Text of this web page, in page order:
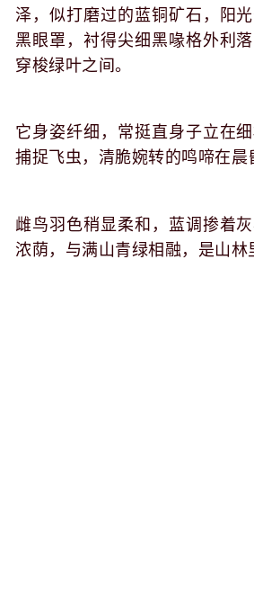
泽，似打磨过的蓝铜矿石，阳
黑眼罩，衬得尖细黑喙格外利
穿梭绿叶之间。
它身姿纤细，常挺直身子立在
捕捉飞虫，清脆婉转的鸣啼在晨
雌鸟羽色稍显柔和，蓝调掺着
浓荫，与满山青绿相融，是山林